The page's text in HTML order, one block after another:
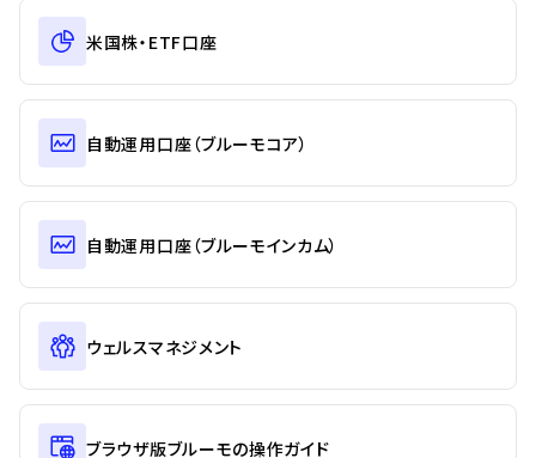
米国株・ETF口座
自動運用口座（ブルーモコア）
自動運用口座（ブルーモインカム）
ウェルスマネジメント
ブラウザ版ブルーモの操作ガイド